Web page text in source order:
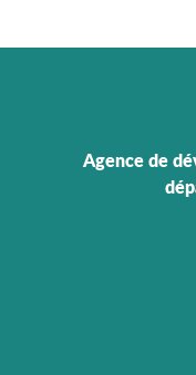
Agence de